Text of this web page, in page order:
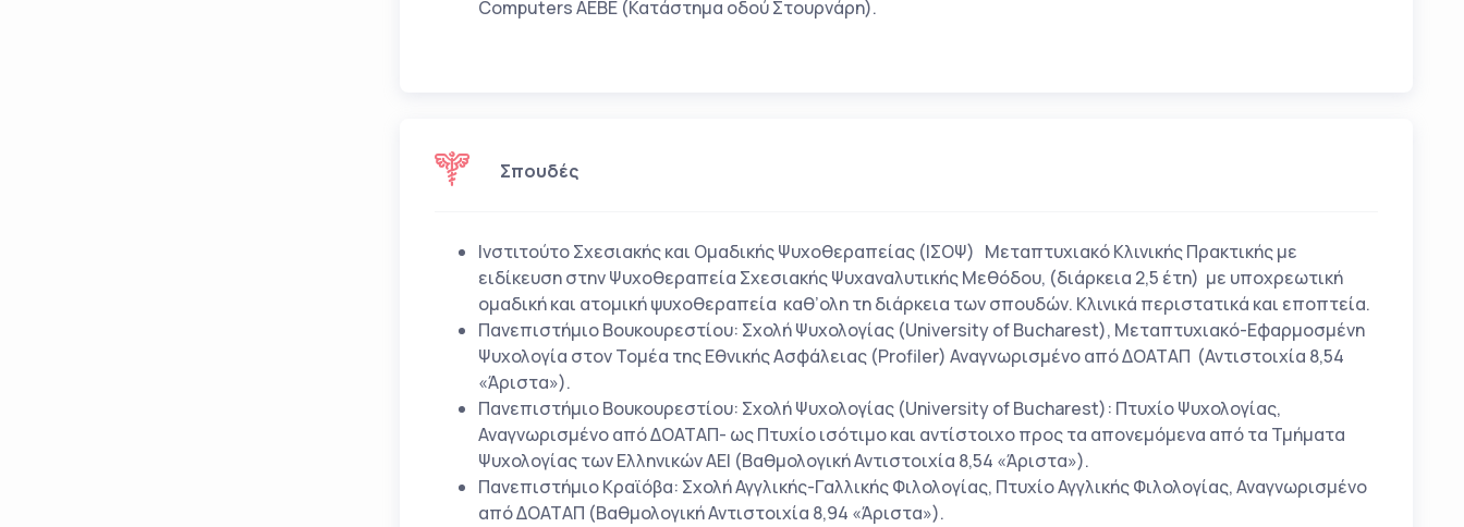
Computers ΑΕΒΕ (Κατάστημα οδού Στουρνάρη).
Σπουδές
Ινστιτούτο Σχεσιακής και Ομαδικής Ψυχοθεραπείας (ΙΣΟΨ) Μεταπτυχιακό Κλινικής Πρακτικής με
ειδίκευση στην Ψυχοθεραπεία Σχεσιακής Ψυχαναλυτικής Μεθόδου, (διάρκεια 2,5 έτη) με υποχρεωτική
ομαδική και ατομική ψυχοθεραπεία καθ’ολη τη διάρκεια των σπουδών. Κλινικά περιστατικά και εποπτεία.
Πανεπιστήμιο Βουκουρεστίου: Σχολή Ψυχολογίας (University of Bucharest), Μεταπτυχιακό-Εφαρμοσμένη
Ψυχολογία στον Τομέα της Εθνικής Ασφάλειας (Profiler) Αναγνωρισμένο από ΔΟΑΤΑΠ (Αντιστοιχία 8,54
«Άριστα»).
Πανεπιστήμιο Βουκουρεστίου: Σχολή Ψυχολογίας (University of Bucharest): Πτυχίο Ψυχολογίας,
Αναγνωρισμένο από ΔΟΑΤΑΠ- ως Πτυχίο ισότιμο και αντίστοιχο προς τα απονεμόμενα από τα Τμήματα
Ψυχολογίας των Ελληνικών ΑΕΙ (Βαθμολογική Αντιστοιχία 8,54 «Άριστα»).
Πανεπιστήμιο Κραϊόβα: Σχολή Αγγλικής-Γαλλικής Φιλολογίας, Πτυχίο Αγγλικής Φιλολογίας, Αναγνωρισμένο
από ΔΟΑΤΑΠ (Βαθμολογική Αντιστοιχία 8,94 «Άριστα»).